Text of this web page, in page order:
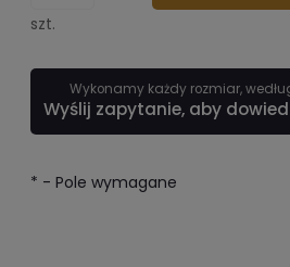
szt.
Wykonamy każdy rozmiar,
Wyślij zapytanie, aby
* - Pole wymagane